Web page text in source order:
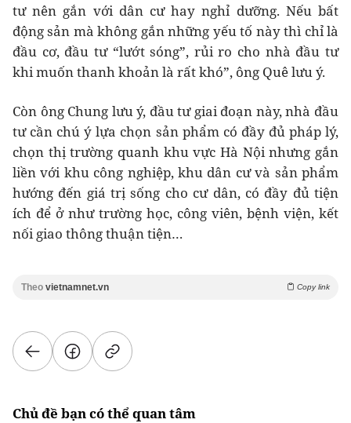
tư nên gắn với dân cư hay nghỉ dưỡng. Nếu bất
động sản mà không gắn những yếu tố này thì chỉ là
đầu cơ, đầu tư “lướt sóng”, rủi ro cho nhà đầu tư
khi muốn thanh khoản là rất khó”, ông Quê lưu ý.
Còn ông Chung lưu ý, đầu tư giai đoạn này, nhà đầu
tư cần chú ý lựa chọn sản phẩm có đầy đủ pháp lý,
chọn thị trường quanh khu vực Hà Nội nhưng gắn
liền với khu công nghiệp, khu dân cư và sản phẩm
hướng đến giá trị sống cho cư dân, có đầy đủ tiện
ích để ở như trường học, công viên, bệnh viện, kết
nối giao thông thuận tiện…
Theo vietnamnet.vn Copy link
Chủ đề bạn có thể quan tâm